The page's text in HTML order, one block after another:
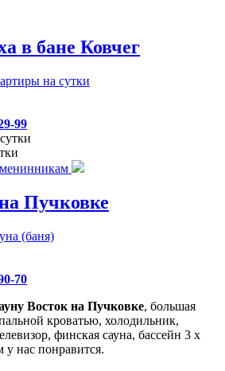
в бане Ковчег
на сутки
99
Пучковке
(баня)
70
Восток на Пучковке, большая
кроватью, холодильник,
финская сауна, бассейн 3 х
у нас понравится.